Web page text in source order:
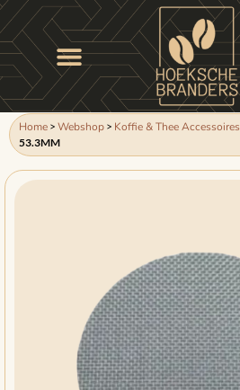
Home > Webshop > Koffie & Thee Accessoires
53.3MM